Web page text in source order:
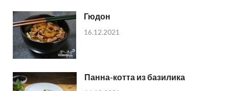
Гюдон
16.12.2021
Панна-котта из базилика